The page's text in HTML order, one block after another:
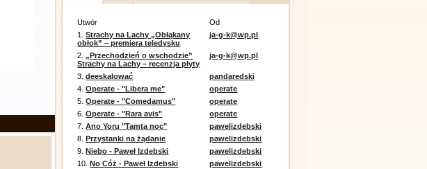
Utwór
Od
1.Strachy na Lachy „Obłąkany
obłok” – premiera teledysku
ja-g-k@wp.pl
2.„Przechodzień o wschodzie”
Strachy na Lachy – recenzja płyty
ja-g-k@wp.pl
3.deeskalować
pandaredski
4.Operate - "Libera me"
operate
5.Operate - "Comedamus"
operate
6.Operate - "Rara avis"
operate
7.Ano Yoru "Tamta noc"
pawelizdebski
8.Przystanki na żądanie
pawelizdebski
9.Niebo - Paweł Izdebski
pawelizdebski
10.No Cóż - Paweł Izdebski pawelizdebski